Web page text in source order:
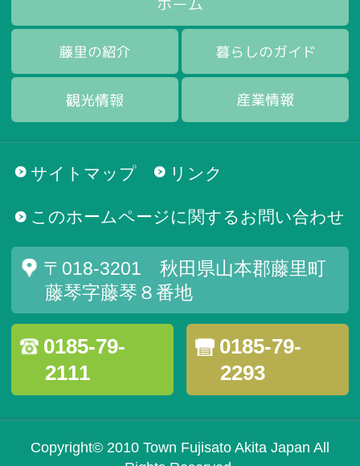
サイトマップ リンク
このホームページに関するお問い合わせ
〒018-3201 秋田県山本郡藤里町
藤琴字藤琴８番地
0185-79-
2111
0185-79-
2293
Copyright© 2010 Town Fujisato Akita Japan All